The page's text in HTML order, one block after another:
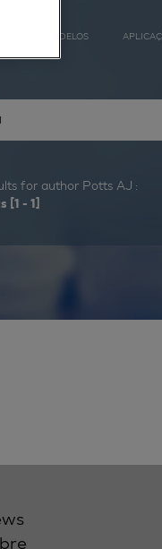
MODELOS
for author Potts AJ :
[1 - 1]